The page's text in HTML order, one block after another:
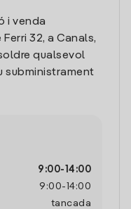
i venda
32, a Canals,
qualsevol
subministrament
9:00- 14:00
9:00- 14:00
tancada